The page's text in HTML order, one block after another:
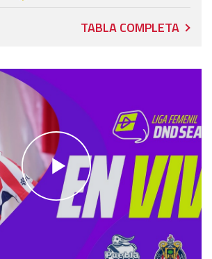
TABLA COMPLETA